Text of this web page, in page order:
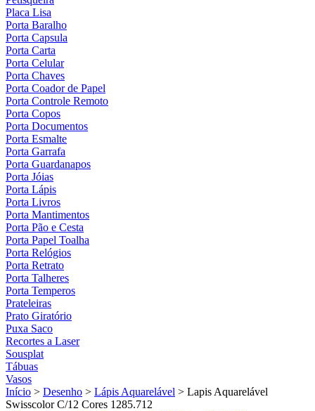
Placa Lisa
Porta Baralho
Porta Capsula
Porta Carta
Porta Celular
Porta Chaves
Porta Coador de Papel
Porta Controle Remoto
Porta Copos
Porta Documentos
Porta Esmalte
Porta Garrafa
Porta Guardanapos
Porta Jóias
Porta Lápis
Porta Livros
Porta Mantimentos
Porta Pão e Cesta
Porta Papel Toalha
Porta Relógios
Porta Retrato
Porta Talheres
Porta Temperos
Prateleiras
Prato Giratório
Puxa Saco
Recortes a Laser
Sousplat
Tábuas
Vasos
Início > Desenho > Lápis Aquarelável > Lapis Aquarelável
Swisscolor C/12 Cores 1285.712